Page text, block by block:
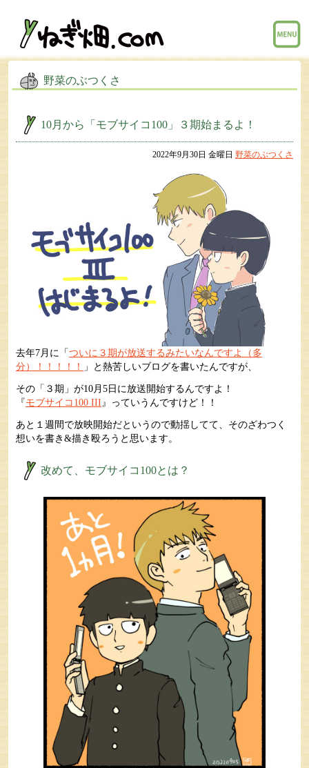
menu
野菜のぶつくさ
10月から「モブサイコ100」３期始まるよ！
2022年9月30日 金曜日 野菜のぶつくさ
去年7月に「 ついに３期が放送するみたいなんですよ（多
分）！！！！！
」と熱苦しいブログを書いたんですが、
その「３期」が10月5日に放送開始するんですよ！
『 モブサイコ100 III』っていうんですけど！！
あと１週間で放映開始だというので動揺してて、そのざわつく
想いを書き&描き殴ろうと思います。
改めて、モブサイコ100とは？